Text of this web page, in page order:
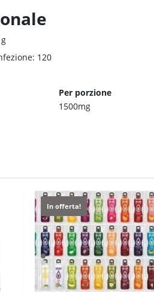
120
Per porzione
1500mg
In offerta!